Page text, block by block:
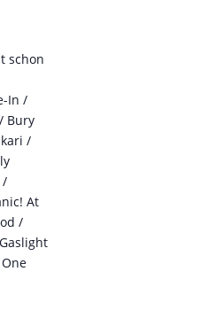
schon
In /
Bury
/
/
At
/